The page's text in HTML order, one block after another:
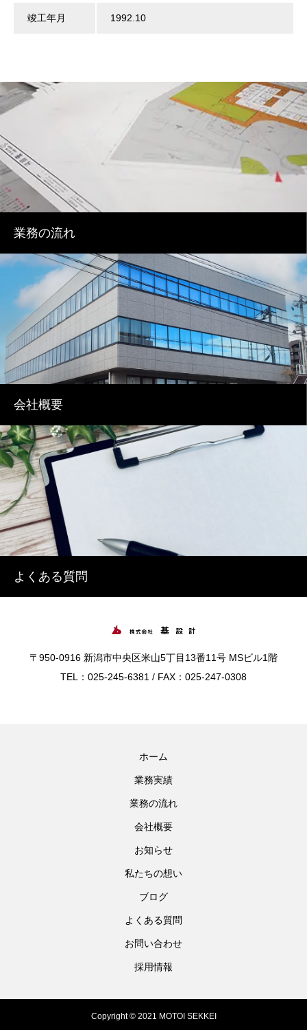
竣工年月 1992.10
業務の流れ
会社概要
よくある質問
〒950-0916 新潟市中央区米山5丁目13番11号 MSビル1階
TEL：025-245-6381 / FAX：025-247-0308
ホーム
業務実績
業務の流れ
会社概要
お知らせ
私たちの想い
ブログ
よくある質問
お問い合わせ
採用情報
Copyright © 2021 MOTOI SEKKEI